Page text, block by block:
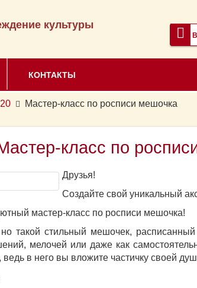
культуры
КОНТАКТЫ
Мастер-класс по росписи мешочка
класс по
Друзья!
Создайте свой уникальный
мастер-класс по росписи мешочка!
но такой стильный мешочек,
мелочей или даже как
в него вы вложите частичку своей